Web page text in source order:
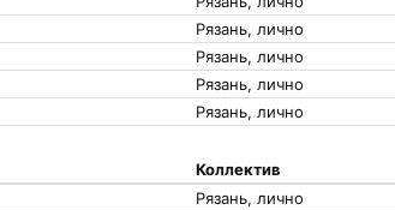
Рязань, лично
Рязань, лично
Рязань, лично
Рязань, лично
Коллектив
Рязань, лично